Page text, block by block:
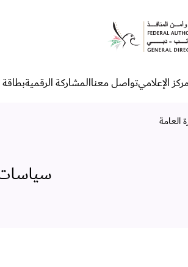
الإعلاميتواصل معناالمشاركة الرقمية
العامة
سياسات